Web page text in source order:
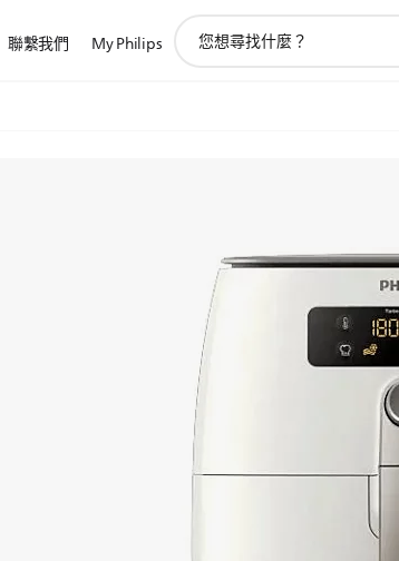
聯繫我們 My Philips